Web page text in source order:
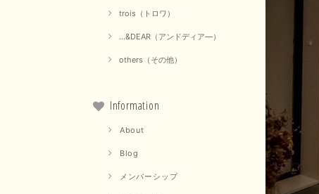
trois（トロワ）
...&DEAR（アンドディア―）
others（その他）
Information
About
Blog
メンバーシップ